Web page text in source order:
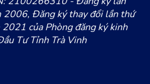
2006, Đăng ký thay đổi lần thứ
của Phòng đăng ký kinh
Tư Tỉnh Trà Vinh